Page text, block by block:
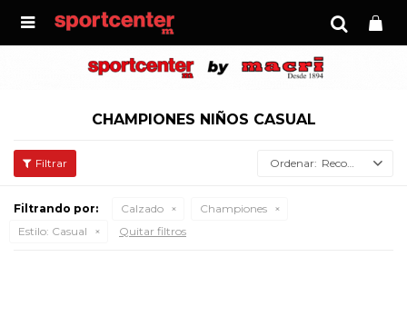

CHAMPIONES NIÑOS CASUAL
Recomendados
Filtrando por: Calzado
Championes
Estilo: Casual Quitar filtros